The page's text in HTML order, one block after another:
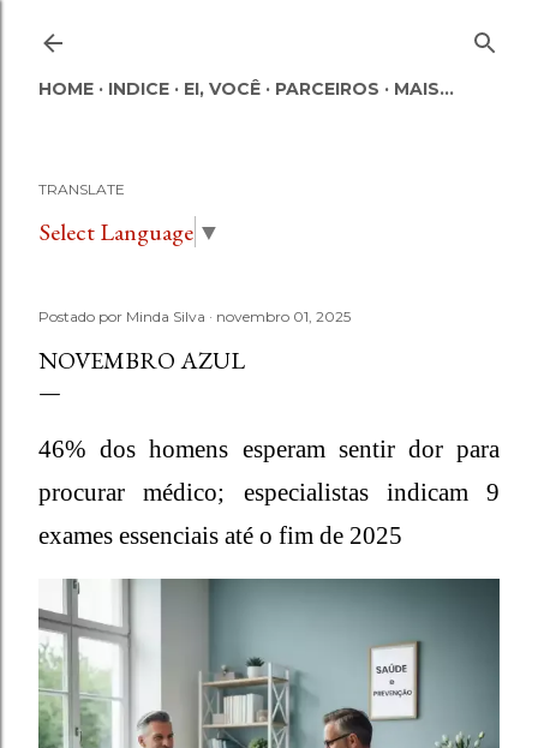
HOME INDICE EI, VOCÊ PARCEIROS MAIS…
TRANSLATE
Select Language ▼
Postado por Minda Silva novembro 01, 2025
NOVEMBRO AZUL
46% dos homens esperam sentir dor para
procurar médico; especialistas indicam 9
exames essenciais até o fim de 2025